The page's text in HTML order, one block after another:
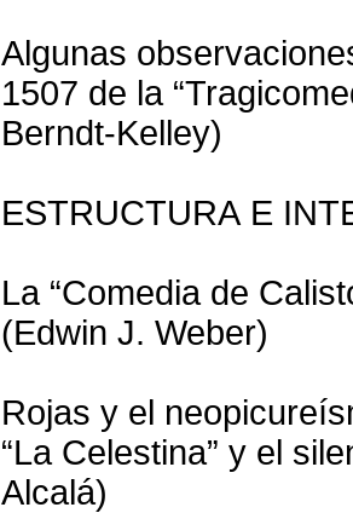
Algunas
1507 de la
Berndt-Kelley)
ESTRUCTURA E
La “Comedia de
(Edwin J. Weber)
Rojas y el
“La Celestina” y el
Alcalá)